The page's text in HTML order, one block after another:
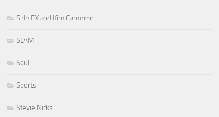
Side FX and Kim Cameron
SLAM
Soul
Sports
Stevie Nicks